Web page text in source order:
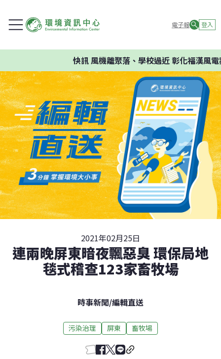
電子報 登入
快訊風機離聚落、學校過近 彰化福漢風電
2021年02月25日
連兩晚屏東暗夜飄惡臭 環保局地
毯式稽查123家畜牧場
時事新聞/編輯直送
污染治理 屏東 畜牧場